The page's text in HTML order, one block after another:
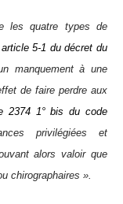
les quatre types de
article 5-1 du décret du
manquement à une
de faire perdre aux
2374 1° bis du code
privilégiées et
alors valoir que
chirographaires ».